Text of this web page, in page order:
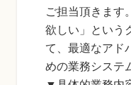
ご担当頂きます
欲しい」という
て、最適なアド
めの業務システ